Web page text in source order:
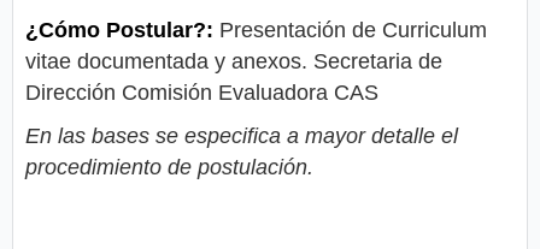
¿Cómo Postular?: Presentación de Curriculum
vitae documentada y anexos. Secretaria de
Dirección Comisión Evaluadora CAS
En las bases se especifica a mayor detalle el
procedimiento de postulación.